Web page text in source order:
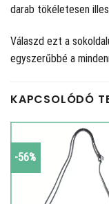
darab tökéletesen
Válaszd ezt a
egyszerűbbé a
KAPCSOLÓDÓ
-56%